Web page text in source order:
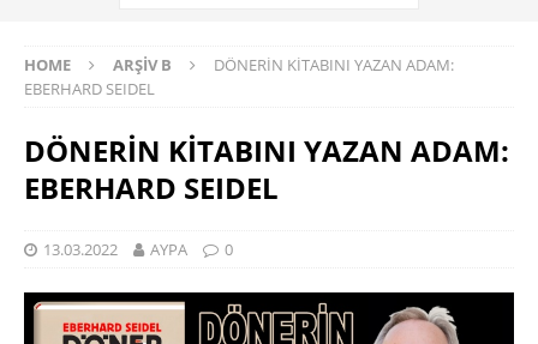
HOME ARŞIV B
DÖNERİN KİTABINI YAZAN ADAM:
EBERHARD SEIDEL
DÖNERİN KİTABINI YAZAN ADAM:
EBERHARD SEIDEL
13.03.2022 AYPA 0